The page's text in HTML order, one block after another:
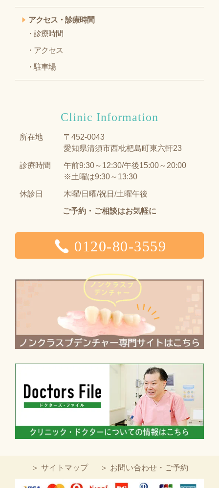
アクセス・診療時間
診療時間
アクセス
駐車場
Clinic Information
所在地
〒452-0043
愛知県清須市西枇杷島町東六軒23
診療時間
午前9:30～12:30/午後15:00～20:00
※土曜は9:30～13:30
休診日 木曜/日曜/祝日/土曜午後
ご予約・ご相談はお気軽に
0120-80-3559
＞ サイトマップ ＞ お問い合わせ・ご予約